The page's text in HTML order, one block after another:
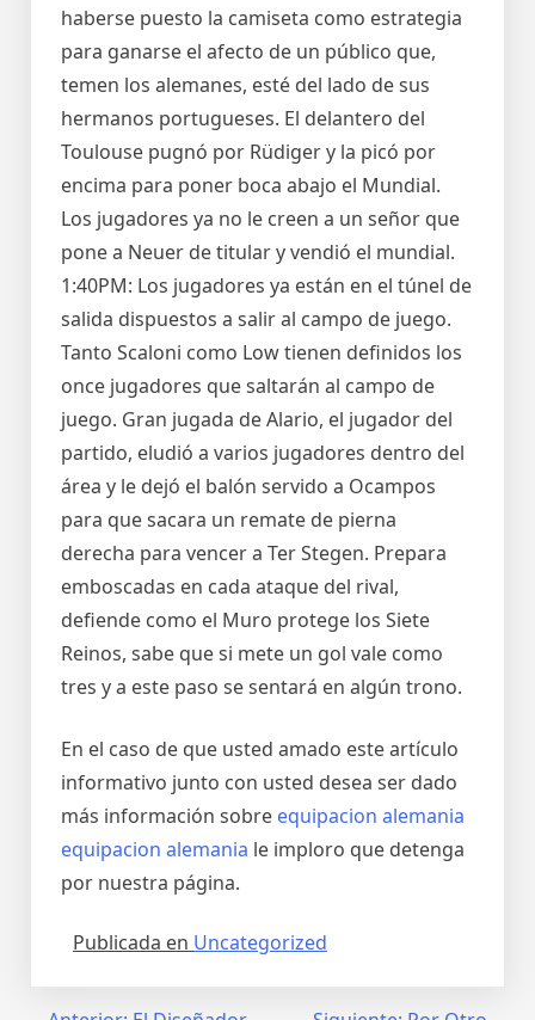
haberse puesto la camiseta como estrategia
para ganarse el afecto de un público que,
temen los alemanes, esté del lado de sus
hermanos portugueses. El delantero del
Toulouse pugnó por Rüdiger y la picó por
encima para poner boca abajo el Mundial.
Los jugadores ya no le creen a un señor que
pone a Neuer de titular y vendió el mundial.
1:40PM: Los jugadores ya están en el túnel de
salida dispuestos a salir al campo de juego.
Tanto Scaloni como Low tienen definidos los
once jugadores que saltarán al campo de
juego. Gran jugada de Alario, el jugador del
partido, eludió a varios jugadores dentro del
área y le dejó el balón servido a Ocampos
para que sacara un remate de pierna
derecha para vencer a Ter Stegen. Prepara
emboscadas en cada ataque del rival,
defiende como el Muro protege los Siete
Reinos, sabe que si mete un gol vale como
tres y a este paso se sentará en algún trono.
En el caso de que usted amado este artículo
informativo junto con usted desea ser dado
más información sobre equipacion alemania
equipacion alemania le imploro que detenga
por nuestra página.
Publicada en Uncategorized